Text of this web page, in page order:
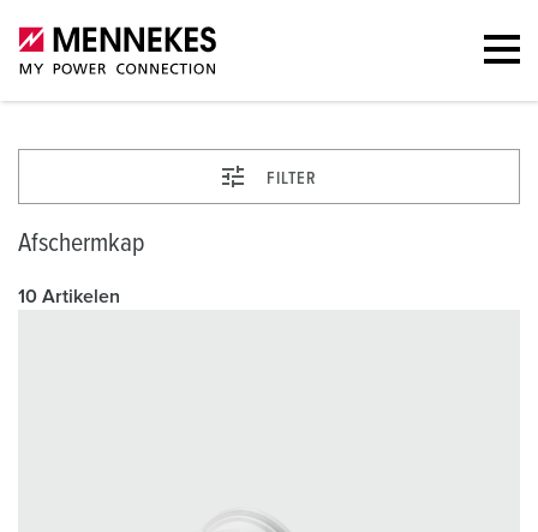
FILTER
Afschermkap
10 Artikelen